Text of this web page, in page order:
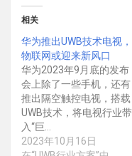
相关
华为推出UWB技术电视，
物联网或迎来新风口
华为2023年9月底的发布
会上除了一些手机，还有
推出隔空触控电视，搭载
UWB技术，将电视行业带
入“巨…
2023年10月16日